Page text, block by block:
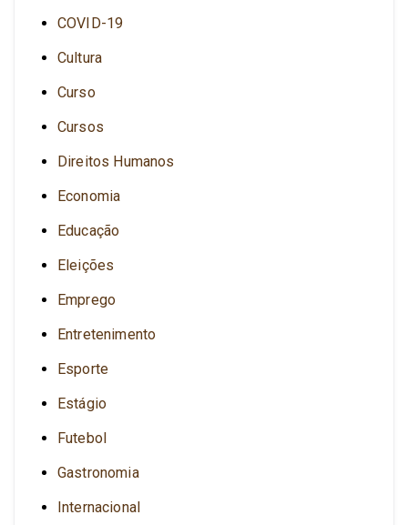
COVID-19
Cultura
Curso
Cursos
Direitos Humanos
Economia
Educação
Eleições
Emprego
Entretenimento
Esporte
Estágio
Futebol
Gastronomia
Internacional